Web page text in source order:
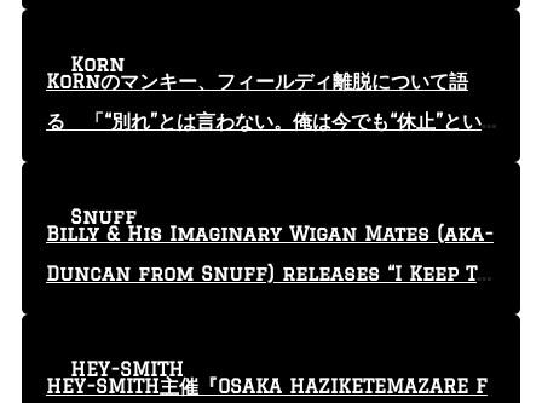
KoRnのマンキー、フィールディ離脱について語
る 「“別れ”とは言わない。俺は今でも“休止”とい
Korn
Billy & His Imaginary Wigan Mates (aka-
Duncan from Snuff) releases “I Keep Tr
Snuff
HEY-SMITH主催『OSAKA HAZIKETEMAZARE F
HEY-SMITH